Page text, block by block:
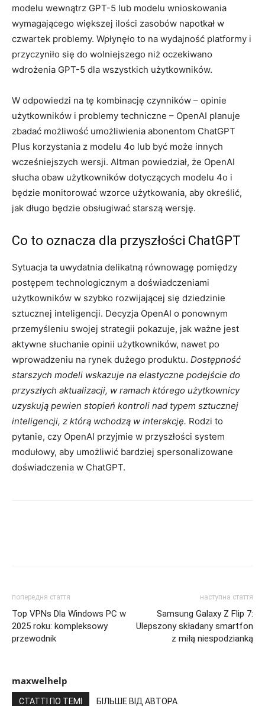
modelu wewnątrz GPT-5 lub modelu wnioskowania
wymagającego większej ilości zasobów napotkał w
czwartek problemy. Wpłynęło to na wydajność platformy i
przyczyniło się do wolniejszego niż oczekiwano
wdrożenia GPT-5 dla wszystkich użytkowników.
W odpowiedzi na tę kombinację czynników – opinie
użytkowników i problemy techniczne – OpenAI planuje
zbadać możliwość umożliwienia abonentom ChatGPT
Plus korzystania z modelu 4o lub być może innych
wcześniejszych wersji. Altman powiedział, że OpenAI
słucha obaw użytkowników dotyczących modelu 4o i
będzie monitorować wzorce użytkowania, aby określić,
jak długo będzie obsługiwać starszą wersję.
Co to oznacza dla przyszłości ChatGPT
Sytuacja ta uwydatnia delikatną równowagę pomiędzy
postępem technologicznym a doświadczeniami
użytkowników w szybko rozwijającej się dziedzinie
sztucznej inteligencji. Decyzja OpenAI o ponownym
przemyśleniu swojej strategii pokazuje, jak ważne jest
aktywne słuchanie opinii użytkowników, nawet po
wprowadzeniu na rynek dużego produktu. Dostępność
starszych modeli wskazuje na elastyczne podejście do
przyszłych aktualizacji, w ramach którego użytkownicy
uzyskują pewien stopień kontroli nad typem sztucznej
inteligencji, z którą wchodzą w interakcję. Rodzi to
pytanie, czy OpenAI przyjmie w przyszłości system
modułowy, aby umożliwić bardziej spersonalizowane
doświadczenia w ChatGPT.
попередня стаття
Top VPNs Dla Windows PC w
2025 roku: kompleksowy
przewodnik
наступна стаття
Samsung Galaxy Z Flip 7:
Ulepszony składany smartfon
z miłą niespodzianką
maxwelhelp
СТАТТІ ПО ТЕМІ БІЛЬШЕ ВІД АВТОРА